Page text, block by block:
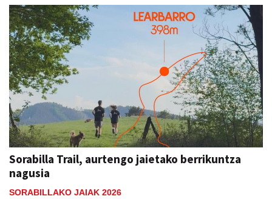
Sorabilla Trail, aurtengo jaietako berrikuntza
nagusia
SORABILLAKO JAIAK 2026